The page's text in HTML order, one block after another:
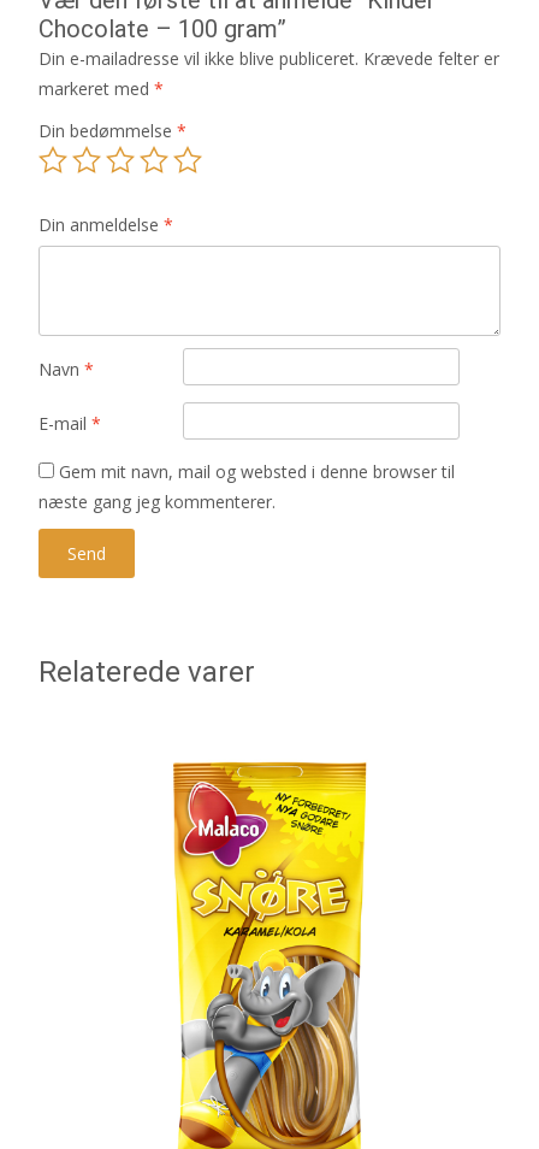
Chocolate – 100 gram”
Din e-mailadresse vil ikke blive publiceret. Krævede felter er
markeret med *
Din bedømmelse *
Din anmeldelse *
Navn *
E-mail *
Gem mit navn, mail og websted i denne browser til
næste gang jeg kommenterer.
Relaterede varer